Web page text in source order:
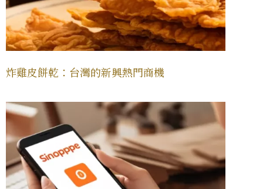
炸雞皮餅乾：台灣的新興熱門商機